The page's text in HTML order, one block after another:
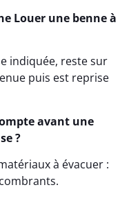
Louer une benne à
indiquée, reste sur
puis est reprise
avant une
?
à évacuer :